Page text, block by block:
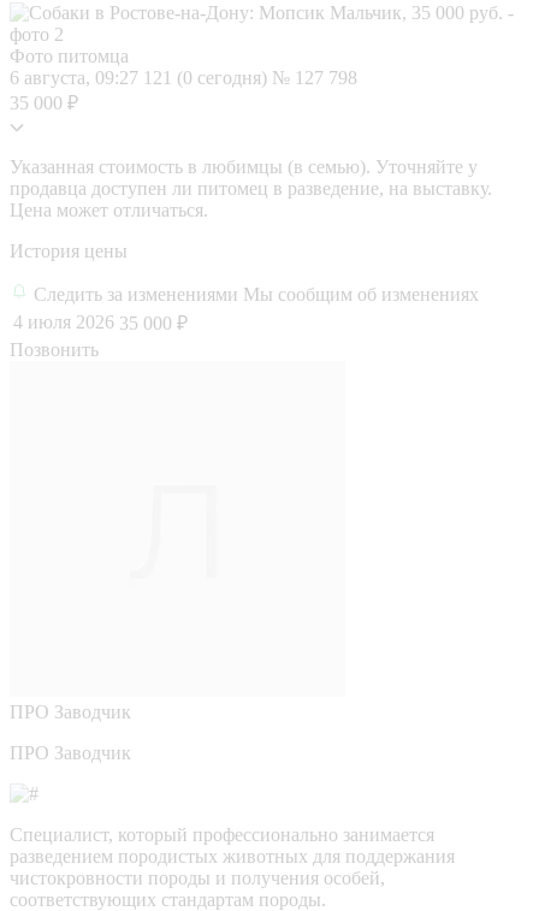
Фото питомца
6 августа, 09:27 121 (0 сегодня) № 127 798
35 000 ₽
Указанная стоимость в любимцы (в семью). Уточняйте у
продавца доступен ли питомец в разведение, на выставку.
Цена может отличаться.
История цены
Следить за изменениями Мы сообщим об изменениях
4 июля 2026 35 000 ₽
Позвонить
ПРО Заводчик
ПРО Заводчик
Специалист, который профессионально занимается
разведением породистых животных для поддержания
чистокровности породы и получения особей,
соответствующих стандартам породы.